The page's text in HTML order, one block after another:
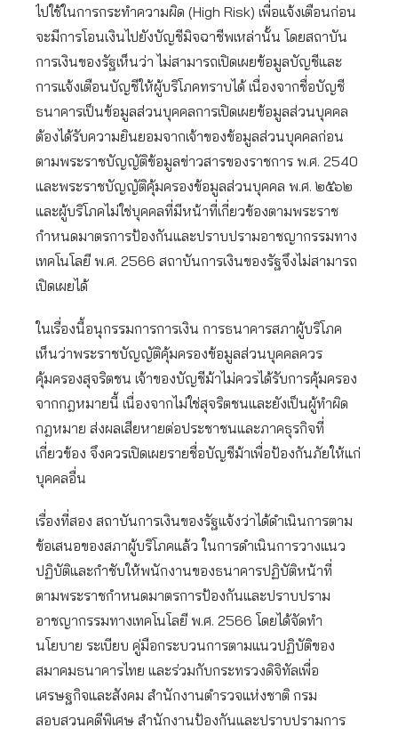
ไปใช้ในการกระทำความผิด (High Risk) เพื่อแจ้งเตือนก่อน
จะมีการโอนเงินไปยังบัญชีมิจฉาชีพเหล่านั้น โดยสถาบัน
การเงินของรัฐเห็นว่า ไม่สามารถเปิดเผยข้อมูลบัญชีและ
การแจ้งเตือนบัญชีให้ผู้บริโภคทราบได้ เนื่องจากชื่อบัญชี
ธนาคารเป็นข้อมูลส่วนบุคคลการเปิดเผยข้อมูลส่วนบุคคล
ต้องได้รับความยินยอมจากเจ้าของข้อมูลส่วนบุคคลก่อน
ตามพระราชบัญญัติข้อมูลข่าวสารของราชการ พ.ศ. 2540
และพระราชบัญญัติคุ้มครองข้อมูลส่วนบุคคล พ.ศ. ๒๕๖๒
และผู้บริโภคไม่ใช่บุคคลที่มีหน้าที่เกี่ยวข้องตามพระราช
กำหนดมาตรการป้องกันและปราบปรามอาชญากรรมทาง
เทคโนโลยี พ.ศ. 2566 สถาบันการเงินของรัฐจึงไม่สามารถ
เปิดเผยได้
ในเรื่องนี้อนุกรรมการการเงิน การธนาคารสภาผู้บริโภค
เห็นว่าพระราชบัญญัติคุ้มครองข้อมูลส่วนบุคคลควร
คุ้มครองสุจริตชน เจ้าของบัญชีม้าไม่ควรได้รับการคุ้มครอง
จากกฎหมายนี้ เนื่องจากไม่ใช่สุจริตชนและยังเป็นผู้ทำผิด
กฎหมาย ส่งผลเสียหายต่อประชาชนและภาคธุรกิจที่
เกี่ยวข้อง จึงควรเปิดเผยรายชื่อบัญชีม้าเพื่อป้องกันภัยให้แก่
บุคคลอื่น
เรื่องที่สอง สถาบันการเงินของรัฐแจ้งว่าได้ดำเนินการตาม
ข้อเสนอของสภาผู้บริโภคแล้ว ในการดำเนินการวางแนว
ปฏิบัติและกำชับให้พนักงานของธนาคารปฏิบัติหน้าที่
ตามพระราชกำหนดมาตรการป้องกันและปราบปราม
อาชญากรรมทางเทคโนโลยี พ.ศ. 2566 โดยได้จัดทำ
นโยบาย ระเบียบ คู่มือกระบวนการตามแนวปฏิบัติของ
สมาคมธนาคารไทย และร่วมกับกระทรวงดิจิทัลเพื่อ
เศรษฐกิจและสังคม สำนักงานตำรวจแห่งชาติ กรม
สอบสวนคดีพิเศษ สำนักงานป้องกันและปราบปรามการ